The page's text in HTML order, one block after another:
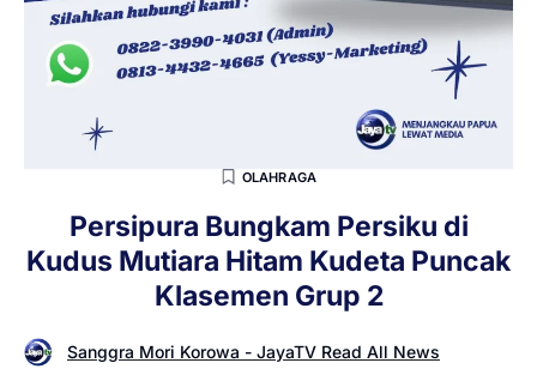
OLAHRAGA
Persipura Bungkam Persiku di
Kudus Mutiara Hitam Kudeta Puncak
Klasemen Grup 2
Sanggra Mori Korowa - JayaTV Read All News